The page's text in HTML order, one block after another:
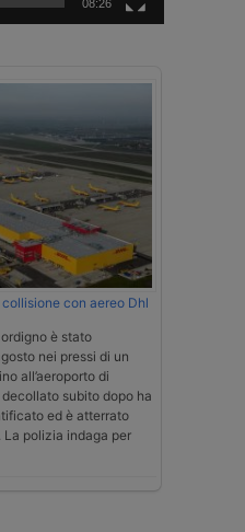
08:26
con aereo Dhl
è stato
nei pressi di un
all’aeroporto di
subito dopo ha
ed è atterrato
polizia indaga per